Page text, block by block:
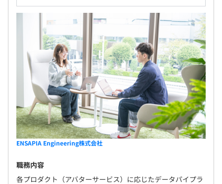
半期ごとの目標設定、振り返りによる評価をおこなってい
エンジニアは、スペシャリストとしてのキャリアとマネジ
メントや企画よりのキャリアの2パターンが用意されてい
ます。
エンジニアは約200名ほど在籍しています。
ENSAPIA Engineering株式会社
職務内容
各プロダクト（アバターサービス）に応じたデータパイプラ